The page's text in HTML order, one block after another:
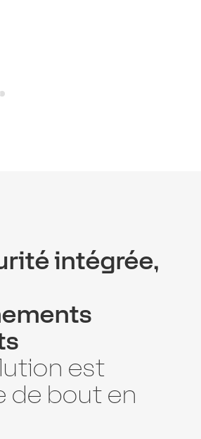
intégrée,
est
de bout en